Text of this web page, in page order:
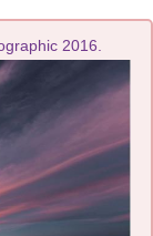
2016.